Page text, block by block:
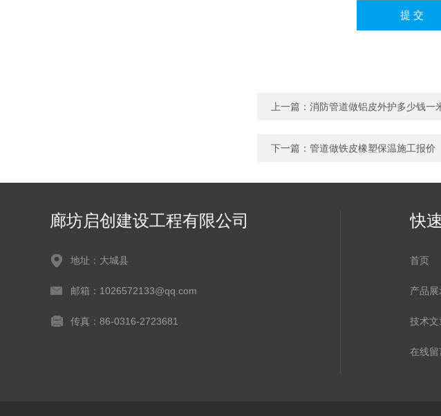
上一篇： 消防管道做铝皮外护多少钱一
下一篇： 管道做铁皮橡塑保温施工报价
廊坊启创建设工程有限公司
地址：大城县
邮箱：1026572133@qq.com
传真：86-0316-2723681
快
首页
产品展
技术文
在线留